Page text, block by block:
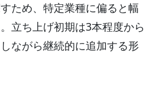
ため、特定業種に偏ると幅
立ち上げ初期は3本程度から
ながら継続的に追加する形